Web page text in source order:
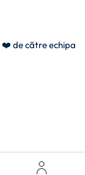
❤️ de către echipa